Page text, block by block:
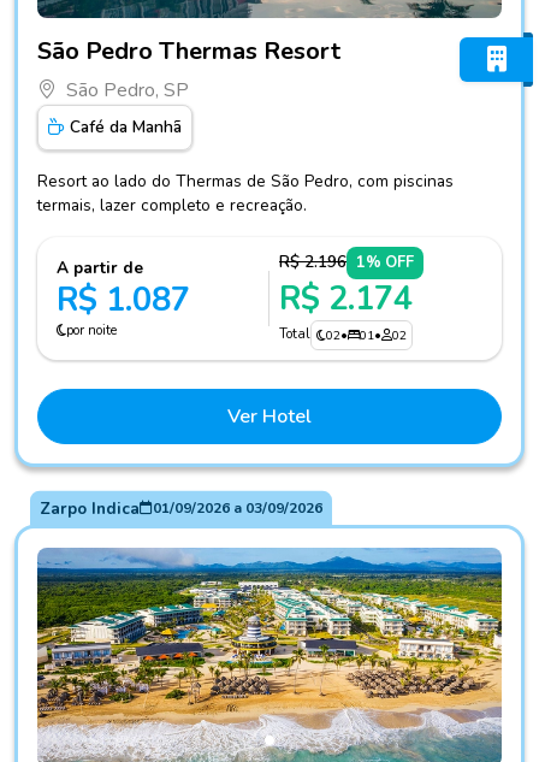
São Pedro Thermas Resort
São Pedro, SP
Café da Manhã
Resort ao lado do Thermas de São Pedro, com piscinas
termais, lazer completo e recreação.
A partir de
R$ 1.087
por noite
R$ 2.196 1% OFF
R$ 2.174
Total 02• 01• 02
Ver Hotel
Zarpo Indica 01/09/2026a 03/09/2026